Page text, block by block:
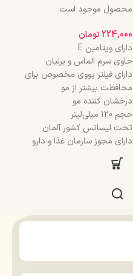
محصول موجود است
224,000تومان
دارای ویتامین E
حاوی سرم الماس و برلیان
دارای فیلتر یووی مخصوص برای
محافظت بیشتر از مو
درخشان کننده مو
حجم 120 میلی‌لیتر
تحت لیسانس کشور آلمان
دارای مجوز سارمان غذا و دارو